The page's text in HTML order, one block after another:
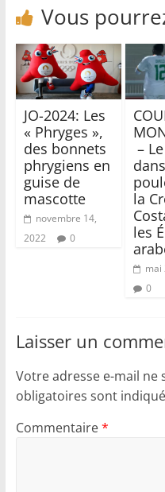
Vous
JO-2024: Les
« Phryges »,
des bonnets
phrygiens en
guise de
mascotte
novembre 14,
2022
0
–
la
les
mai
0
Laisser un
Votre adresse e-mail ne
obligatoires sont
Commentaire*